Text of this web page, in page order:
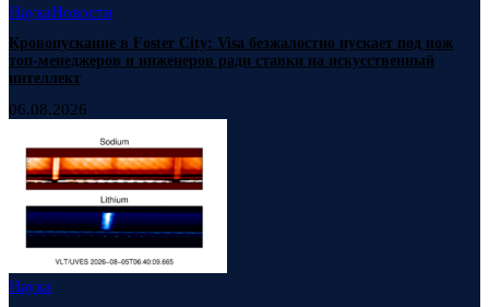
НаукаНовости
Кровопускание в Foster City: Visa безжалостно пускает под нож
топ-менеджеров и инженеров ради ставки на искусственный
интеллект
06.08.2026
Наука